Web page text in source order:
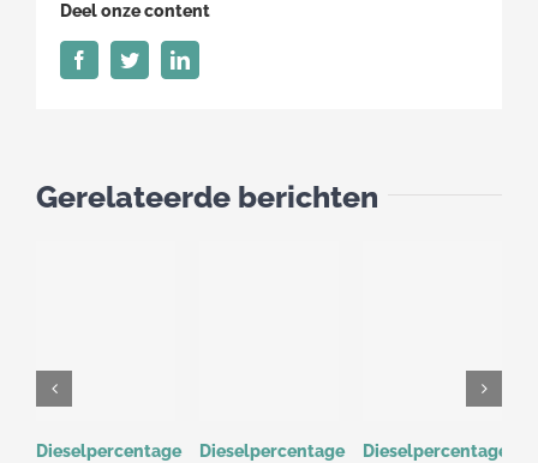
Deel onze content
FacebookTwitterLinkedIn
Gerelateerde berichten
Dieselpercentage
Dieselpercentage
Dieselpercentage